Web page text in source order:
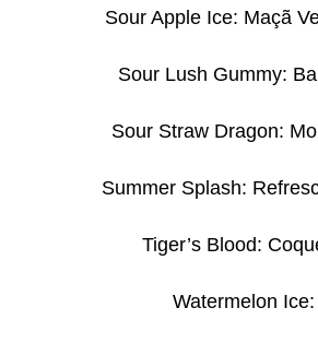
Sour Apple Ice: Maçã
Sour Lush Gummy:
Sour Straw Dragon:
Summer Splash:
Tiger’s Blood:
Watermelon